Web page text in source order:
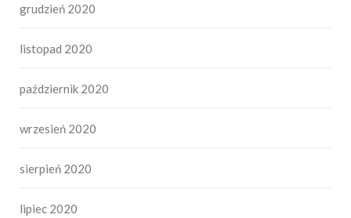
grudzień 2020
listopad 2020
październik 2020
wrzesień 2020
sierpień 2020
lipiec 2020